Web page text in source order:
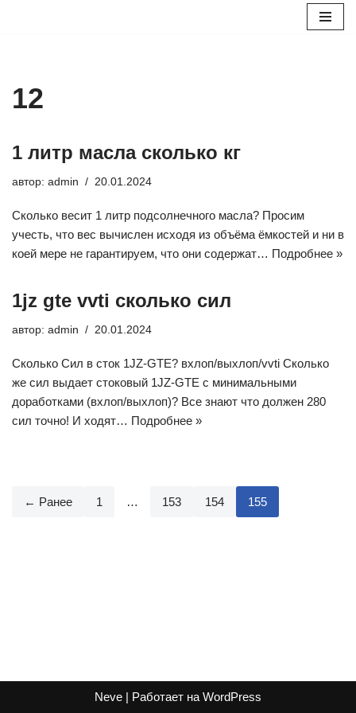
12
1 литр масла сколько кг
автор: admin 20.01.2024
Cколько весит 1 литр подсолнечного масла? Просим
учесть, что вес вычислен исходя из объёма ёмкостей и ни в
коей мере не гарантируем, что они содержат… Подробнее »
1jz gte vvti сколько сил
автор: admin 20.01.2024
Сколько Сил в сток 1JZ-GTE? вхлоп/выхлоп/vvti Сколько
же сил выдает стоковый 1JZ-GTE с минимальными
доработками (вхлоп/выхлоп)? Все знают что должен 280
сил точно! И ходят… Подробнее »
← Ранее 1 … 153 154 155
Neve | Работает на WordPress